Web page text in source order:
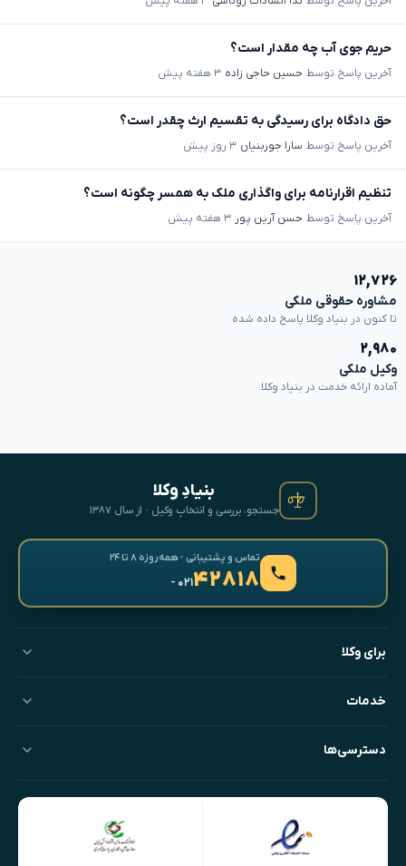
حریم جوی آب چه مقدار است؟
آخرین پاسخ توسط حسین حاجی زاده ۳ هفته پیش
حق دادگاه برای رسیدگی به تقسیم ارث چقدر است؟
آخرین پاسخ توسط سارا جوربنیان ۳ روز پیش
تنظیم اقرارنامه برای واگذاری ملک به همسر چگونه است؟
آخرین پاسخ توسط حسن آرین پور ۳ هفته پیش
۱۲,۷۲۶
مشاوره حقوقی ملکی
تا کنون در بنیاد وکلا پاسخ داده شده
۲,۹۸۰
وکیل ملکی
آماده ارائه خدمت در بنیاد وکلا
بنیادِ وکلا
جستجو، بررسی و انتخابِ وکیل · از سال ۱۳۸۷
تماس و پشتیبانی · همه‌روزه ۸ تا ۲۴
۴۲۸۱۸- ۰۲۱
برای وکلا
خدمات
دسترسی‌ها